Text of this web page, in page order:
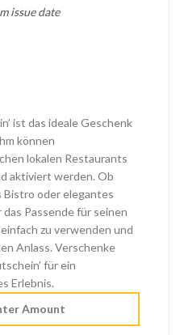
issue date
ist das ideale Geschenk
können
lokalen Restaurants
aktiviert werden. Ob
Bistro oder elegantes
Passende für seinen
zu verwenden und
Anlass. Verschenke
für ein
Erlebnis.